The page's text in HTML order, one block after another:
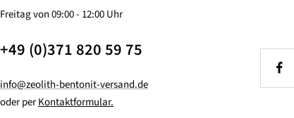
Freitag von 09:00 - 12:00 Uhr
+49 (0)371 820 59 75
info@zeolith-bentonit-versand.de
oder perKontaktformular.